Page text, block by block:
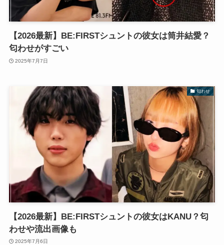
【2026最新】BE:FIRSTシュントの彼女は筒井結愛？
匂わせがすごい
2025年7月7日
匂わせ
【2026最新】BE:FIRSTシュントの彼女はKANU？匂
わせや流出画像も
2025年7月6日